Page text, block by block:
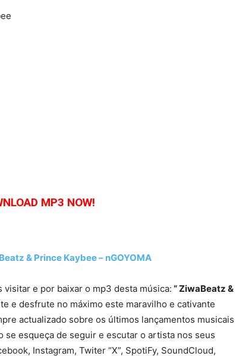
MP3 NOW!
& Prince Kaybee – nGOYOMA
e por baixar o mp3 desta música: “ ZiwaBeatz &
e desfrute no máximo este maravilho e cativante
actualizado sobre os últimos lançamentos musicais
se esqueça de seguir e escutar o artista nos seus
Instagram, Twiter “X”, SpotiFy, SoundCloud,